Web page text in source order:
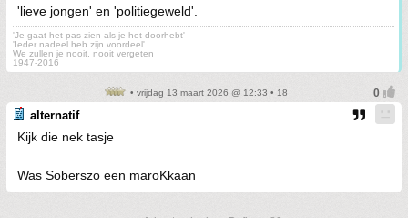
'lieve jongen' en 'politiegeweld'.
'Je gaat het pas zien als je het doorhebt'
'Ieder nadeel heb zijn voordeel'
We zullen je nooit, nooit vergeten
1947-2016
• vrijdag 13 maart 2026 @ 12:33 • 18
alternatif
Kijk die nek tasje
Was Soberszo een maroKkaan